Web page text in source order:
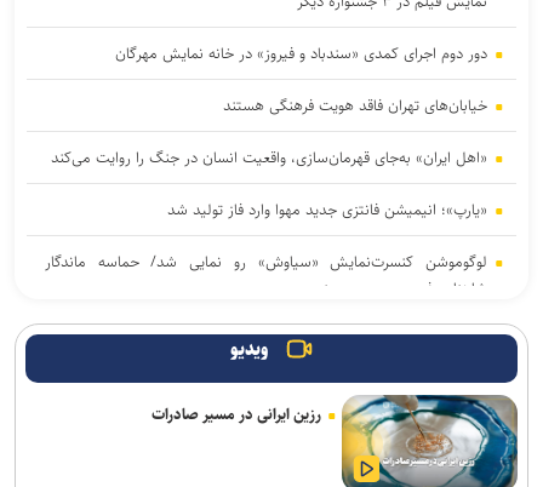
دور دوم اجرای کمدی «سندباد و فیروز» در خانه نمایش مهرگان
خیابان‌های تهران فاقد هویت فرهنگی هستند
«اهل ایران» به‌جای قهرمان‌سازی، واقعیت انسان در جنگ را روایت می‌کند
«یارپ»؛ انیمیشن فانتزی جدید مهوا وارد فاز تولید شد
لوگوموشن کنسرت‌نمایش «سیاوش» رو نمایی شد/ حماسه‌ ماندگار
شاهنامه فردوسی روی صحنه
«دورهمی سرتوک؛ شبی برای قصه و قدردانی» در تالار هنر برگزار می‌شود
از تولیدات مشترک سینمایی تا حضور در نمایشگاه کتاب تهران
«لاله‌خیز»؛ روایت انسان‌هایی که جنگ نتوانست ایستادگی‌شان را به زانو
درآورد
ویدیو
رزین ایرانی در مسیر صادرات